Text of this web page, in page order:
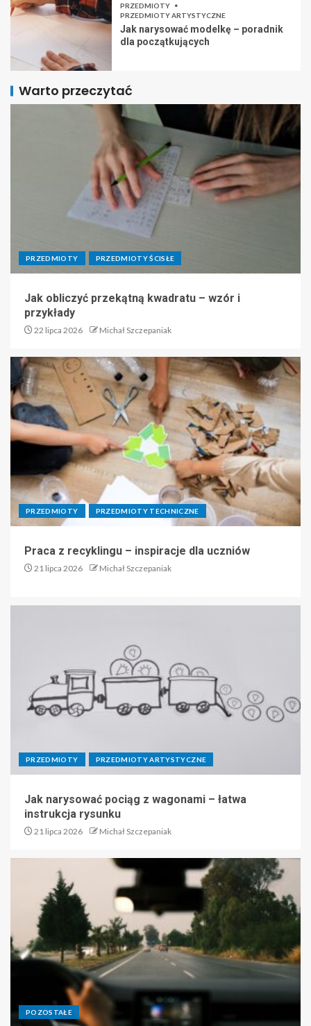
PRZEDMIOTY
PRZEDMIOTY ARTYSTYCZNE
Jak narysować modelkę – poradnik
dla początkujących
Warto przeczytać
PRZEDMIOTY PRZEDMIOTY ŚCISŁE
Jak obliczyć przekątną kwadratu – wzór i
przykłady
22 lipca 2026 Michał Szczepaniak
PRZEDMIOTY PRZEDMIOTY TECHNICZNE
Praca z recyklingu – inspiracje dla uczniów
21 lipca 2026 Michał Szczepaniak
PRZEDMIOTY PRZEDMIOTY ARTYSTYCZNE
Jak narysować pociąg z wagonami – łatwa
instrukcja rysunku
21 lipca 2026 Michał Szczepaniak
POZOSTAŁE